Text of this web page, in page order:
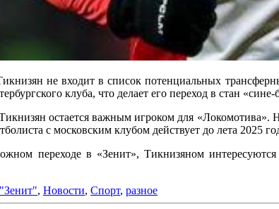
не входит в список потенциальных
клуба, что делает его переход в стан
остается важным игроком для
с московским клубом действует до лета 2025
переходе в «Зенит», Тикнизяном
"Зенит", Новости, Спорт, разное